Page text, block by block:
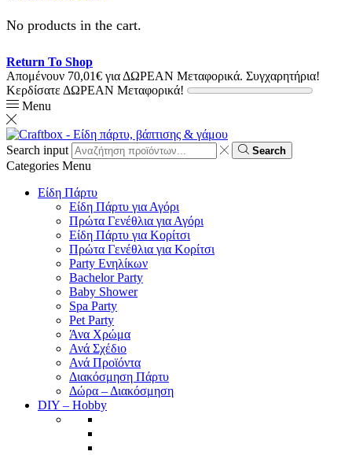
No products in the cart.
Return To Shop
Απομένουν 70,01€ για ΔΩΡΕΑΝ Μεταφορικά. Συγχαρητήρια!
Κερδίσατε ΔΩΡΕΑΝ Μεταφορικά!
Menu
Search input Search
Categories Menu
Είδη Πάρτυ
Είδη Πάρτυ για Αγόρι
Πρώτα Γενέθλια για Αγόρι
Είδη Πάρτυ για Κορίτσι
Πρώτα Γενέθλια για Κορίτσι
Party Ενηλίκων
Bachelor Party
Baby Shower
Spa Party
Pet Party
Άνα Χρώμα
Ανά Σχέδιο
Ανά Προϊόντα
Διακόσμηση Πάρτυ
Δώρα – Διακόσμηση
DIY – Hobby